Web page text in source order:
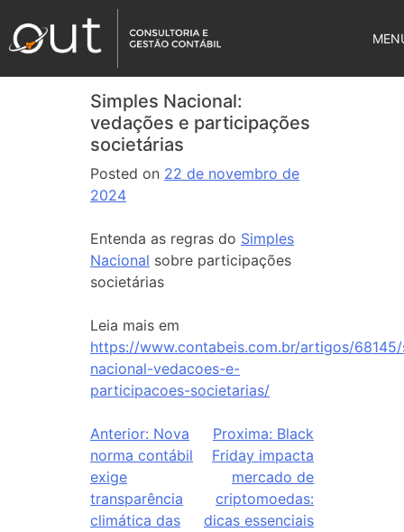
Simples Nacional:
vedações e participações
societárias
Posted on 22 de novembro de
2024
Entenda as regras do Simples
Nacional sobre participações
societárias
Leia mais em
https://www.contabeis.com.br/artigos/
nacional-vedacoes-e-
participacoes-societarias/
Anterior: Nova
norma contábil
exige
transparência
climática das
Proxima: Black
Friday impacta
mercado de
criptomoedas:
dicas essenciais